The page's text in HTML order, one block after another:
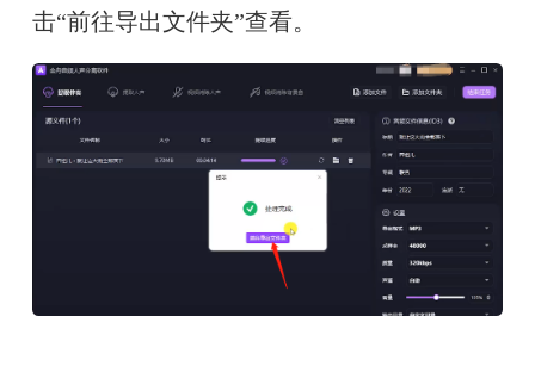
击“前往导出文件夹”查看。